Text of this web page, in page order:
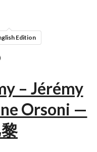
Edition
– Jérémy
Orsoni —